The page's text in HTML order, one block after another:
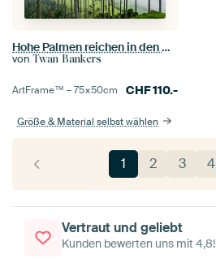
Hohe Palmen reichen in den Nebel, im Cocora-Tal in Kolumbien.
von Twan Bankers
ArtFrame™ –75×50cm CHF110.-
Größe & Material selbst wählen
1 2 3 4
Vertraut und geliebt
Kunden bewerten uns mit 4,8!